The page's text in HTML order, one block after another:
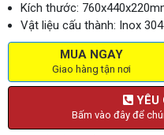
Kích thước:
Vật liệu cấu thành: Inox 304
MUA NGAY
Giao hàng tận nơi
YÊU
Bấm vào đây để